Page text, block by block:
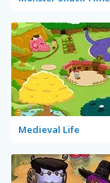
Medieval Life